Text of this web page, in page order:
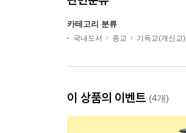
카테고리 분류
국내도서 종교 기독교(개신교)
이 상품의 이벤트 (4개)